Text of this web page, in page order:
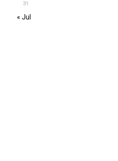
31
« Jul